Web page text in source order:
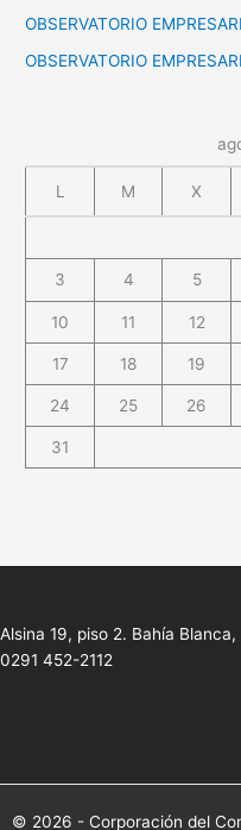
OBSERVATORIO
OBSERVATORIO
L M X
3 4 5
10 11 12
17 18 19
24 25 26
31
Alsina 19, piso 2. Bahía
0291 452-2112
© 2026 - Corporación del